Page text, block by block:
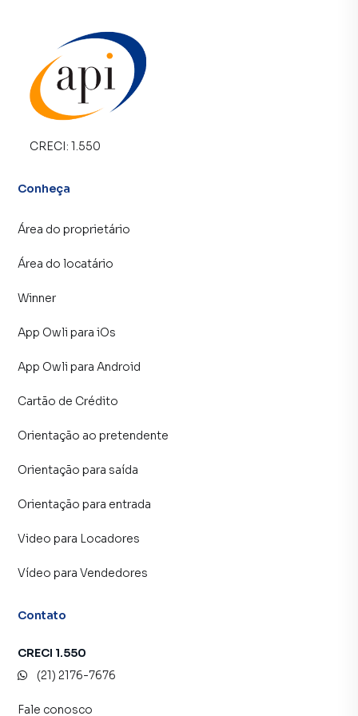
CRECI: 1.550
Conheça
Área do proprietário
Área do locatário
Winner
App Owli para iOs
App Owli para Android
Cartão de Crédito
Orientação ao pretendente
Orientação para saída
Orientação para entrada
Video para Locadores
Vídeo para Vendedores
Contato
CRECI 1.550
(21) 2176-7676
Fale conosco